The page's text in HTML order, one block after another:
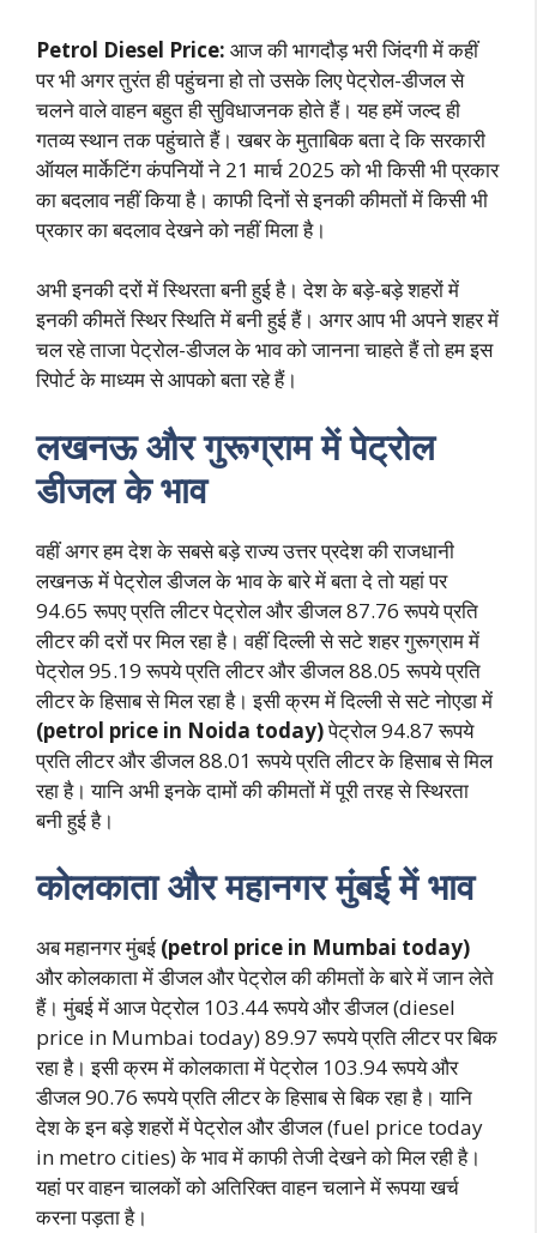
Petrol Diesel Price: आज की भागदौड़ भरी जिंदगी में कहीं
पर भी अगर तुरंत ही पहुंचना हो तो उसके लिए पेट्रोल-डीजल से
चलने वाले वाहन बहुत ही सुविधाजनक होते हैं। यह हमें जल्द ही
गतव्य स्थान तक पहुंचाते हैं। खबर के मुताबिक बता दे कि सरकारी
ऑयल मार्केटिंग कंपनियों ने 21 मार्च 2025 को भी किसी भी प्रकार
का बदलाव नहीं किया है। काफी दिनों से इनकी कीमतों में किसी भी
प्रकार का बदलाव देखने को नहीं मिला है।
अभी इनकी दरों में स्थिरता बनी हुई है। देश के बड़े-बड़े शहरों में
इनकी कीमतें स्थिर स्थिति में बनी हुई हैं। अगर आप भी अपने शहर में
चल रहे ताजा पेट्रोल-डीजल के भाव को जानना चाहते हैं तो हम इस
रिपोर्ट के माध्यम से आपको बता रहे हैं।
लखनऊ और गुरूग्राम में पेट्रोल
डीजल के भाव
वहीं अगर हम देश के सबसे बड़े राज्य उत्तर प्रदेश की राजधानी
लखनऊ में पेट्रोल डीजल के भाव के बारे में बता दे तो यहां पर
94.65 रूपए प्रति लीटर पेट्रोल और डीजल 87.76 रूपये प्रति
लीटर की दरों पर मिल रहा है। वहीं दिल्ली से सटे शहर गुरूग्राम में
पेट्रोल 95.19 रूपये प्रति लीटर और डीजल 88.05 रूपये प्रति
लीटर के हिसाब से मिल रहा है। इसी क्रम में दिल्ली से सटे नोएडा में
(petrol price in Noida today)पेट्रोल 94.87 रूपये
प्रति लीटर और डीजल 88.01 रूपये प्रति लीटर के हिसाब से मिल
रहा है। यानि अभी इनके दामों की कीमतों में पूरी तरह से स्थिरता
बनी हुई है।
कोलकाता और महानगर मुंबई में भाव
अब महानगर मुंबई (petrol price in Mumbai today)
और कोलकाता में डीजल और पेट्रोल की कीमतों के बारे में जान लेते
हैं। मुंबई में आज पेट्रोल 103.44 रूपये और डीजल (diesel
price in Mumbai today) 89.97 रूपये प्रति लीटर पर बिक
रहा है। इसी क्रम में कोलकाता में पेट्रोल 103.94 रूपये और
डीजल 90.76 रूपये प्रति लीटर के हिसाब से बिक रहा है। यानि
देश के इन बड़े शहरों में पेट्रोल और डीजल (fuel price today
in metro cities) के भाव में काफी तेजी देखने को मिल रही है।
यहां पर वाहन चालकों को अतिरिक्त वाहन चलाने में रूपया खर्च
करना पड़ता है।